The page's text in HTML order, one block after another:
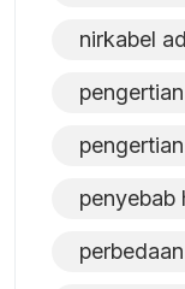
nirkabel
penyebab